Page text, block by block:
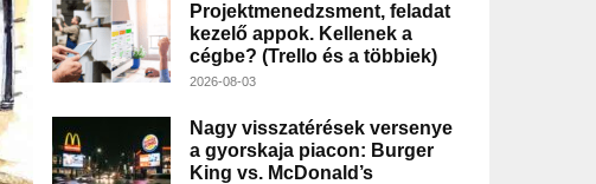
Projektmenedzsment, feladat
kezelő appok. Kellenek a
cégbe? (Trello és a többiek)
2026-08-03
Nagy visszatérések versenye
a gyorskaja piacon: Burger
King vs. McDonald’s